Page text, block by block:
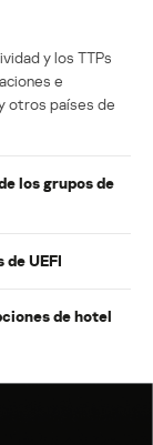
y los TTPs
e
otros países de
los grupos de
UEFI
de hotel